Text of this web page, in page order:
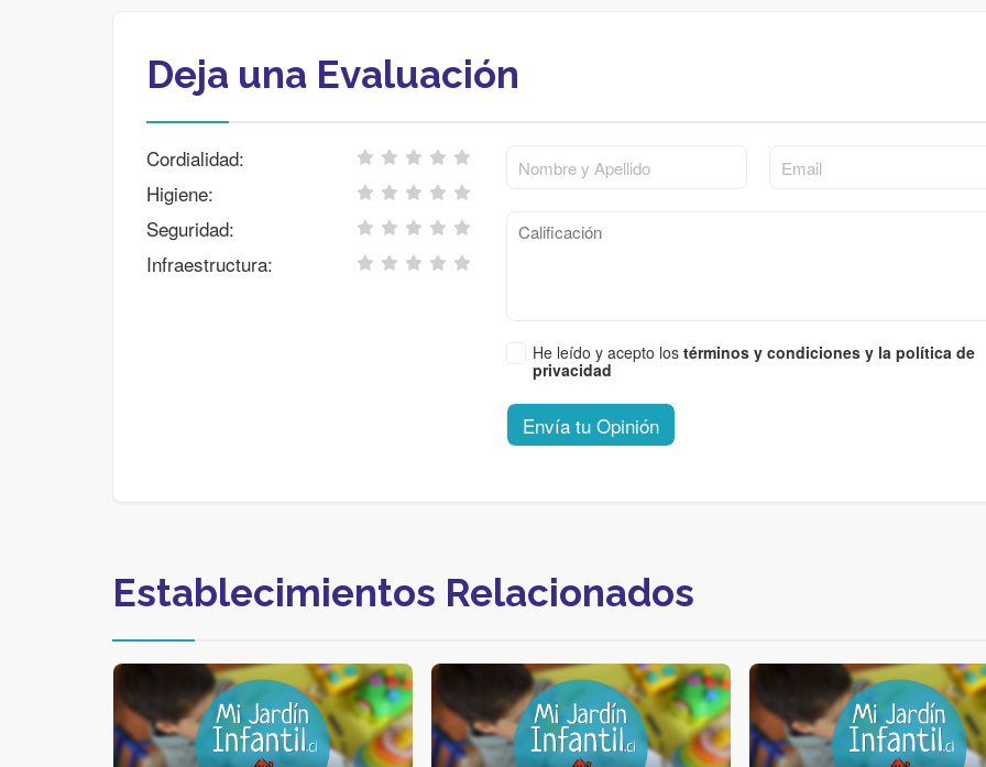
Deja una Evaluación
Cordialidad:
Higiene:
Seguridad:
Infraestructura:
He leído y acepto lostérminos y condiciones y la política de
privacidad
Envía tu Opinión
Establecimientos Relacionados